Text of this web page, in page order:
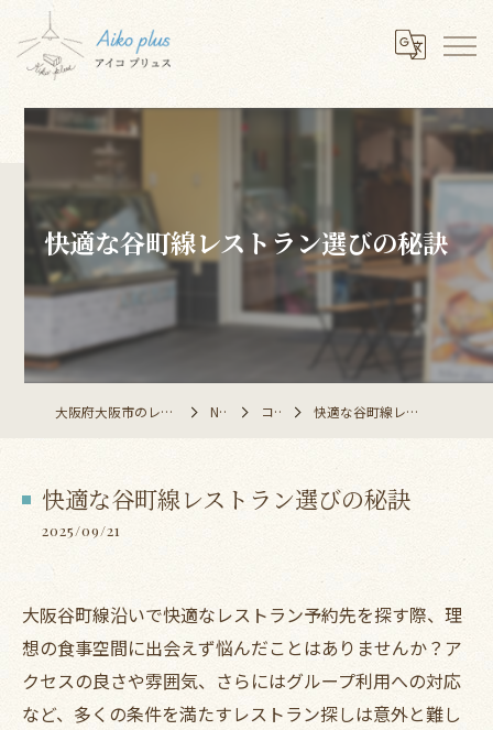
快適な谷町線レストラン選びの秘訣
大阪府大阪市のレストランならAiko plus NEWS コラム 快適な谷町線レストラン選びの秘訣
快適な谷町線レストラン選びの秘訣
2025/09/21
大阪谷町線沿いで快適なレストラン予約先を探す際、理
想の食事空間に出会えず悩んだことはありませんか？ア
クセスの良さや雰囲気、さらにはグループ利用への対応
など、多くの条件を満たすレストラン探しは意外と難し